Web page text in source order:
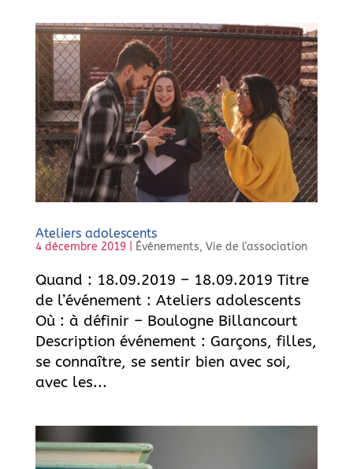
Ateliers adolescents
4 décembre 2019| Événements, Vie de l'association
Quand : 18.09.2019 – 18.09.2019 Titre
de l’événement : Ateliers adolescents
Où : à définir – Boulogne Billancourt
Description événement : Garçons, filles,
se connaître, se sentir bien avec soi,
avec les...